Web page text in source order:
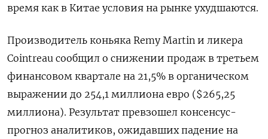
время как в Китае условия на рынке ухудшаются.
Производитель коньяка Remy Martin и ликера
Cointreau сообщил о снижении продаж в третьем
финансовом квартале на 21,5% в органическом
выражении до 254,1 миллиона евро ($265,25
миллиона). Результат превзошел консенсус-
прогноз аналитиков, ожидавших падение на